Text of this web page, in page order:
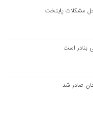
مشکلات پایتخت
بنادر است
صادر شد